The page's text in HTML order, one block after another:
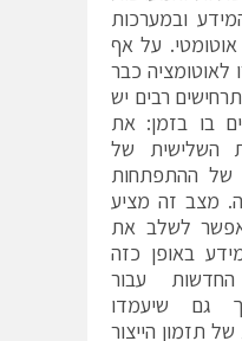
ובמערכות
אוטומטי. על אף
לאוטומציה כבר
רבים יש
בו בזמן: את
השלישית של
של ההתפתחות
מצב זה מציע
לשלב את
באופן כזה
עבור
גם שיעמדו
תזמון הייצור